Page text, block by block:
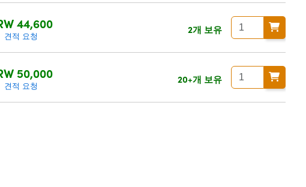
44,600
견적 요청
2개 보유
50,000
견적 요청
20+개 보유